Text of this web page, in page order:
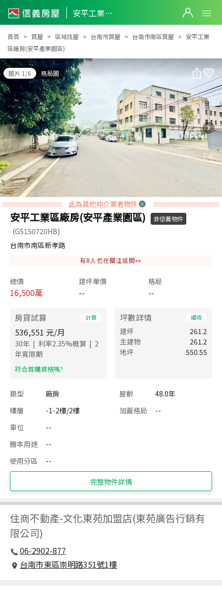
安平工業區廠房(安平產業園區)
安平工業區廠房(安平產業園區)
首頁 買屋 區域找屋 台南市買屋 台南市南區買屋
安平工業
區廠房(安平產業園區)
圖片 1/6 格局圖
此為其他仲介業者物件
安平工業區廠房(安平產業園區) 非信義物件
(GS150720HB)
台南市南區新孝路
有8 人也在關注這間👀
總價
16,500萬
建坪單價
--
格局
--
房貸試算 計算
536,551 元/月
30年 | 利率2.35%概算 | 2
年寬限期
​符合首購資格嗎?
坪數詳情 細項
建坪
261.2
主建物
261.2
地坪
550.55
類型 廠房 屋齡
48.0年
樓層
-1-2樓/2樓 加蓋格局
--
車位
--
謄本用途
--
使用分區
--
完整物件詳情
住商不動產-文化東苑加盟店(東苑廣告行銷有
限公司)
06-2902-877
台南市東區崇明路351號1樓